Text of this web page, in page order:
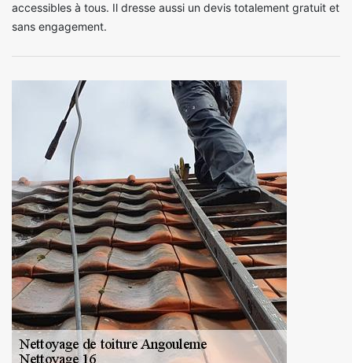
accessibles à tous. Il dresse aussi un devis totalement gratuit et
sans engagement.